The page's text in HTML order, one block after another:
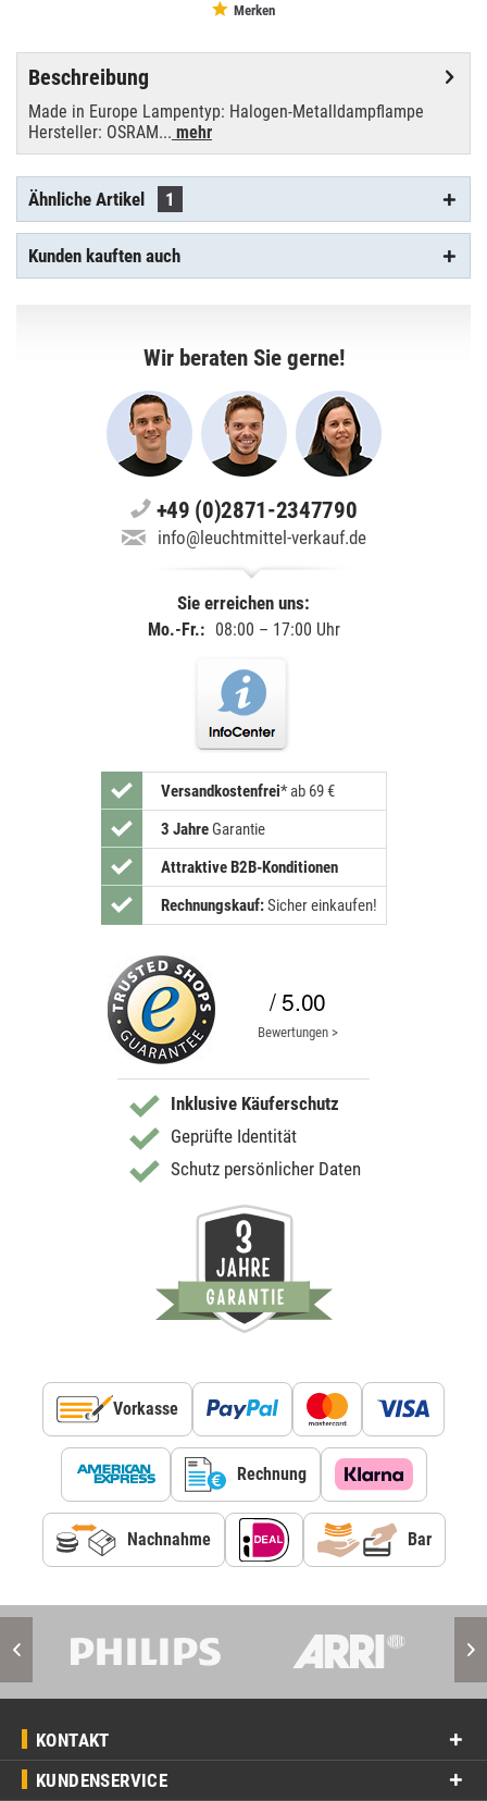
Merken
Beschreibung
Made in Europe Lampentyp: Halogen-Metalldampflampe
Hersteller: OSRAM... mehr
Ähnliche Artikel 1
Kunden kauften auch
Wir beraten Sie gerne!
+49 (0)2871-2347790
info@leuchtmittel-verkauf.de
Sie erreichen uns:
Mo.-Fr.: 08:00 – 17:00 Uhr
Versandkostenfrei* ab 69 €
3 JahreGarantie
Attraktive B2B-Konditionen
Rechnungskauf:Sicher einkaufen!
/ 5.00
Bewertungen >
Inklusive Käuferschutz
Geprüfte Identität
Schutz persönlicher Daten
Vorkasse
Rechnung
Nachnahme Bar
KONTAKT
KUNDENSERVICE